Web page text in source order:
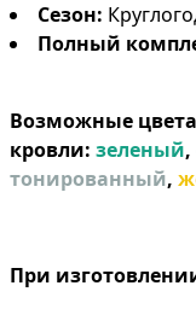
Сезон:
Полный
Возможные
кровли: зеленый,
тонированный,
При